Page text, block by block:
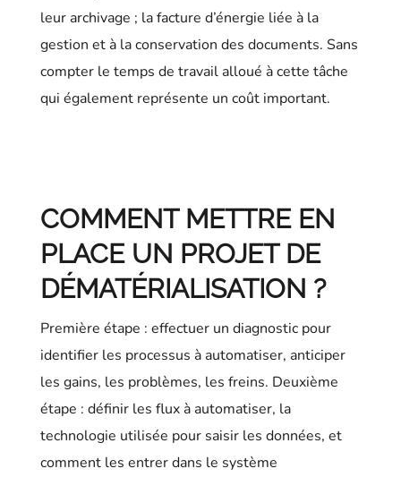
leur archivage ; la facture d’énergie liée à la
gestion et à la conservation des documents. Sans
compter le temps de travail alloué à cette tâche
qui également représente un coût important.
COMMENT METTRE EN
PLACE UN PROJET DE
DÉMATÉRIALISATION ?
Première étape : effectuer un diagnostic pour
identifier les processus à automatiser, anticiper
les gains, les problèmes, les freins. Deuxième
étape : définir les flux à automatiser, la
technologie utilisée pour saisir les données, et
comment les entrer dans le système